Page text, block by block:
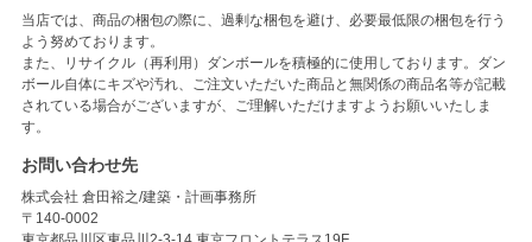
当店では、商品の梱包の際に、過剰な梱包を避け、必要最低限の梱包を行う
よう努めております。
また、リサイクル（再利用）ダンボールを積極的に使用しております。ダン
ボール自体にキズや汚れ、ご注文いただいた商品と無関係の商品名等が記載
されている場合がございますが、ご理解いただけますようお願いいたしま
す。
お問い合わせ先
株式会社 倉田裕之/建築・計画事務所
〒140-0002